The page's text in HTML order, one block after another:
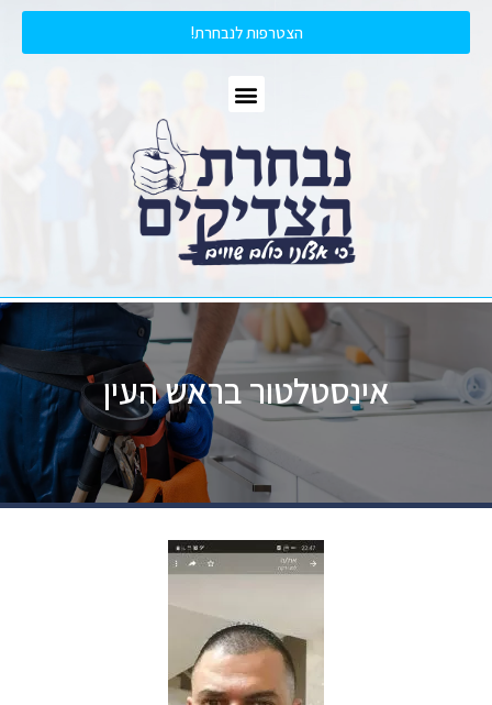
הצטרפות לנבחרת!
אינסטלטור בראש העין